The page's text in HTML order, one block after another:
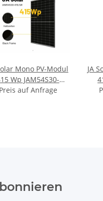
Mono PV-Modul
Wp JAM54S30-
415/GR Rahmen
Preis auf Anfrage
JA